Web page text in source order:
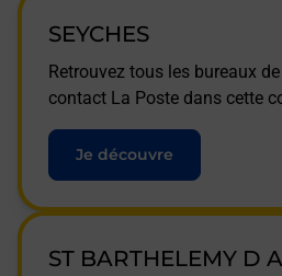
SEYCHES
Retrouvez tous les bureaux
contact La Poste dans cette
Je découvre
ST BARTHELEMY D